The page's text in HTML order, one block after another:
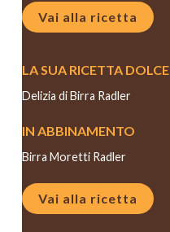
Vai alla ricetta
LA SUA RICETTA DOLCE
Delizia di Birra Radler
IN ABBINAMENTO
Birra Moretti Radler
Vai alla ricetta